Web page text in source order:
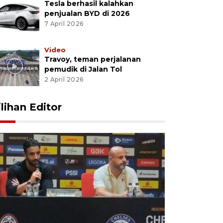
Tesla berhasil kalahkan
penjualan BYD di 2026
7 April 2026
Video
Travoy, teman perjalanan
pemudik di Jalan Tol
2 April 2026
Editor